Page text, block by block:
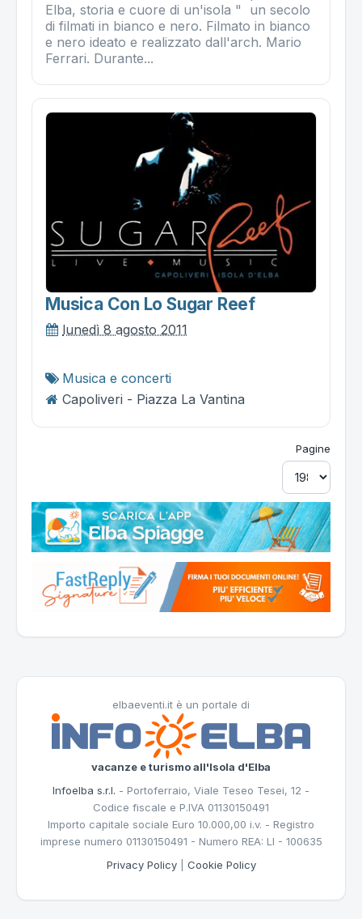
Elba, storia e cuore di un'isola " un secolo
di filmati in bianco e nero. Filmato in bianco
e nero ideato e realizzato dall'arch. Mario
Ferrari. Durante...
Musica Con Lo Sugar Reef
lunedì 8 agosto 2011
Musica e concerti
Capoliveri - Piazza La Vantina
Pagine
elbaeventi.it è un portale di
vacanze e turismo all'Isola d'Elba
Infoelba s.r.l. - Portoferraio, Viale Teseo Tesei, 12 -
Codice fiscale e P.IVA 01130150491
Importo capitale sociale Euro 10.000,00 i.v. - Registro
imprese numero 01130150491 - Numero REA: LI - 100635
Privacy Policy| Cookie Policy